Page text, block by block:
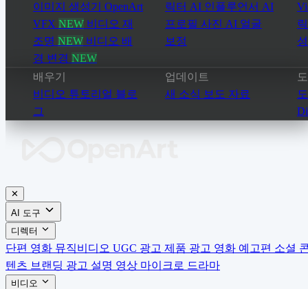
이미지 생성기 OpenArt
VFX NEW 비디오 재
조명 NEW 비디오 배
경 변경 NEW
릭터 AI 인플루언서 AI
프로필 사진 AI 얼굴
보정
배우기
비디오 튜토리얼 블로
그
업데이트
새 소식 보도 자료
✕
AI 도구
디렉터
단편 영화 뮤직비디오 UGC 광고 제품 광고 영화 예고편 소셜
텐츠 브랜딩 광고 설명 영상 마이크로 드라마
비디오